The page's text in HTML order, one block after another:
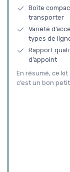
Boîte
transporter
Variété
types de
Rapport
d’appoint
En résumé, ce
c’est un bon